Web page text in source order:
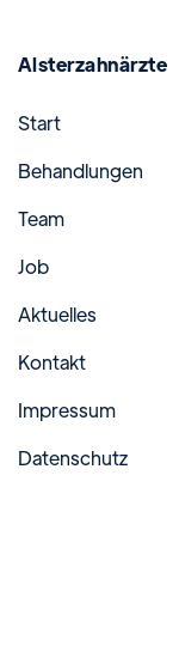
Alsterzahnärzte
Start
Behandlungen
Team
Job
Aktuelles
Kontakt
Impressum
Datenschutz